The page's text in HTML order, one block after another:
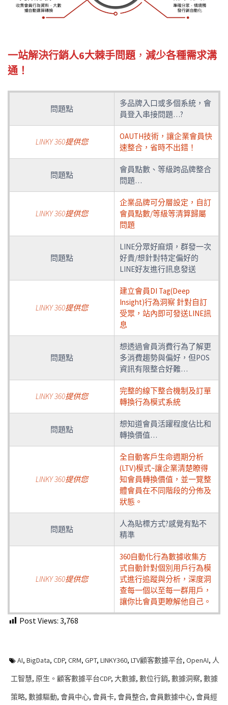
一站解決行銷人6大棘手問題 ， 減少各種需求溝
通！
問題點
多品牌入口或多個系統，會
員登入串接問題…?
LINKY 360提供您
OAUTH技術，讓企業會員快
速整合，省時不出錯！
問題點
會員點數、等級跨品牌整合
問題…
LINKY 360提供您
企業品牌可分層設定，自訂
會員點數/等級等清算歸屬
問題
問題點
LINE分眾好麻煩，群發一次
好貴/想針對特定偏好的
LINE好友進行訊息發送
LINKY 360提供您
建立會員DI Tag(Deep
Insight)行為洞察 針對自訂
受眾，站內即可發送LINE訊
息
問題點
想透過會員消費行為了解更
多消費趨勢與偏好，但POS
資訊有限整合好難…
LINKY 360提供您
完整的線下整合機制及訂單
轉換行為模式系統
問題點
想知道會員活躍程度佔比和
轉換價值…
LINKY 360提供您
全自動客戶生命週期分析
(LTV)模式~讓企業清楚瞭得
知會員轉換價值，並一覽整
體會員在不同階段的分佈及
狀態。
問題點
人為貼標方式?感覺有點不
精準
LINKY 360提供您
360自動化行為數據收集方
式自動針對個別用戶行為模
式進行追蹤與分析，深度洞
查每一個以至每一群用戶，
讓你比會員更瞭解他自己。
Post Views: 3,768
AI, BigData, CDP, CRM, GPT, LINKY360, LTV顧客數據平台, OpenAI, 人
工智慧, 原生。顧客數據平台CDP, 大數據, 數位行銷, 數據洞察, 數據
策略, 數據驅動, 會員中心, 會員卡, 會員整合, 會員數據中心, 會員經